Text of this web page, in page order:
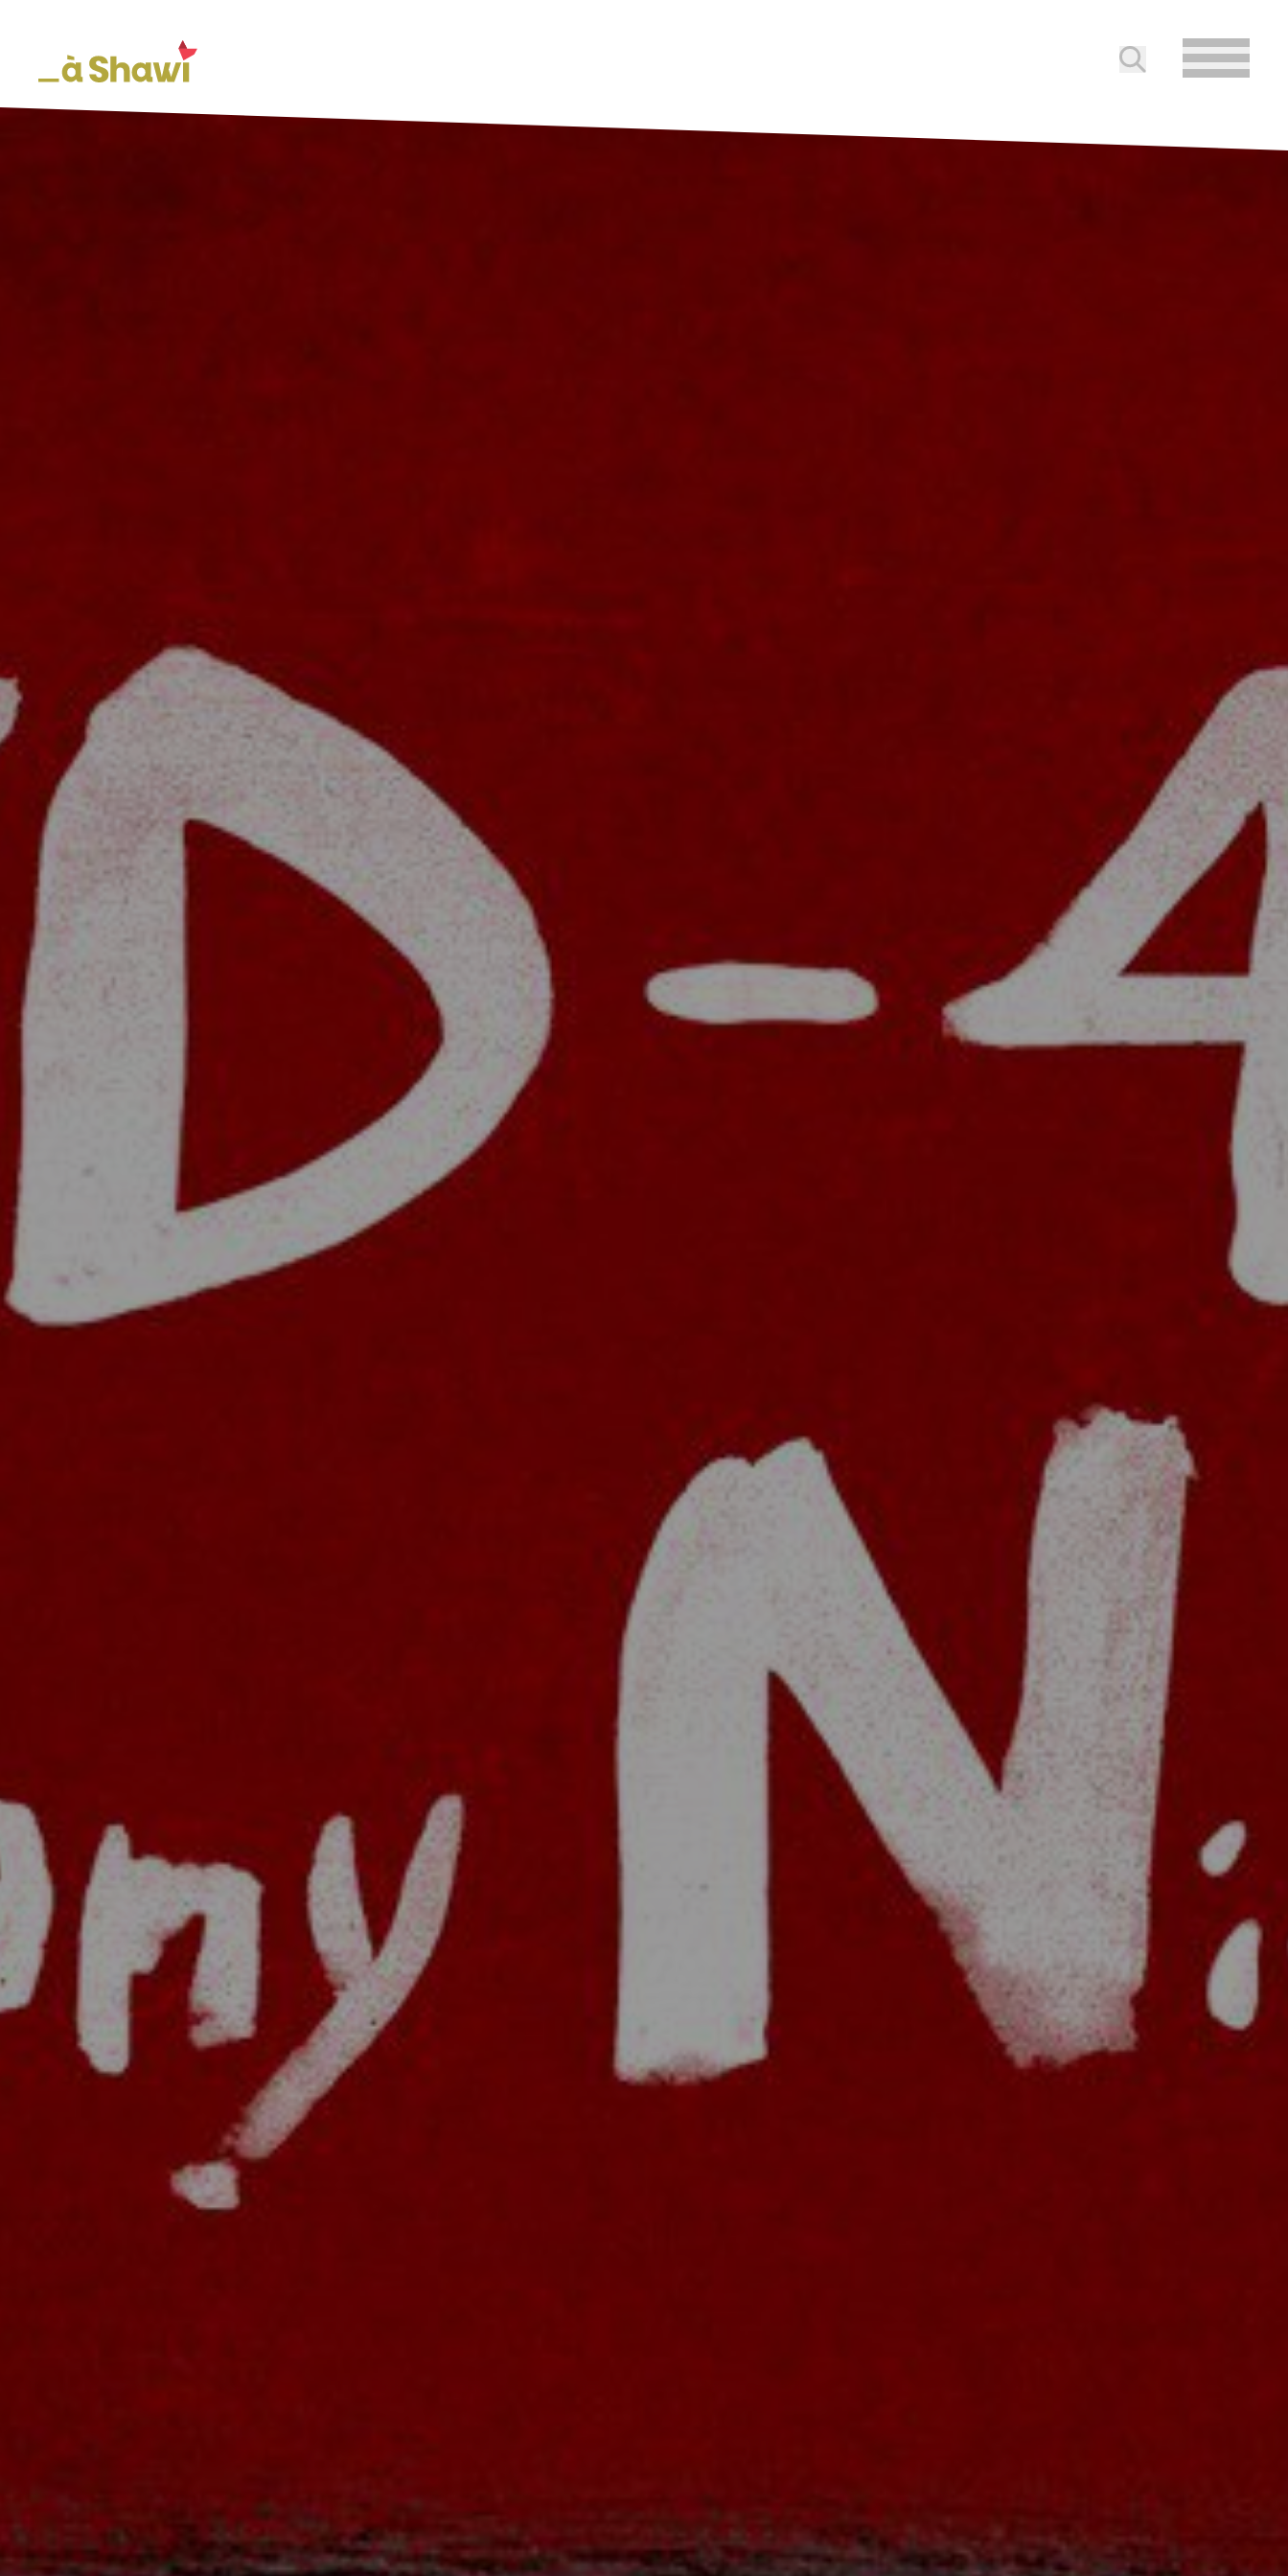
Soumettre la